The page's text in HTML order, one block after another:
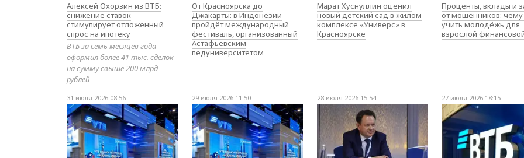
Алексей Охорзин из ВТБ:
снижение ставок
стимулирует отложенный
спрос на ипотеку
ВТБ за семь месяцев года
оформил более 41 тыс. сделок
на сумму свыше 200 млрд
рублей
От Красноярска до
Джакарты: в Индонезии
пройдёт международный
фестиваль, организованный
Астафьевским
педуниверситетом
Марат Хуснуллин оценил
новый детский сад в жилом
комплексе «Универс» в
Красноярске
Проценты, вклады и
от мошенников: чему
учить молодёжь для
взрослой
31 июля 2026 08:56 29 июля 2026 11:50 28 июля 2026 15:54 27 июля 2026 18:15